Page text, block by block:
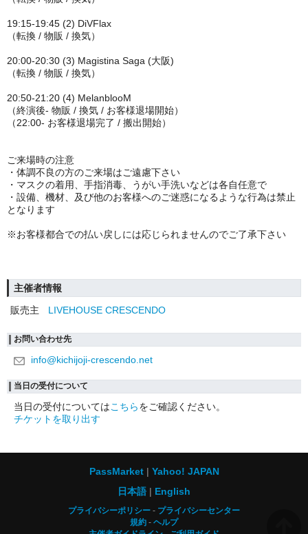
19:15-19:45 (2) DiVFlax
（転換 / 物販 / 換気）
20:00-20:30 (3) Magistina Saga (大阪)
（転換 / 物販 / 換気）
20:50-21:20 (4) MelanblooM
（終演後- 物販 / 換気 / お客様退場開始）
（22:00- お客様退場完了 / 搬出開始）
ご来場時の注意
・体調不良の方のご来場はご遠慮下さい
・マスクの着用、手指消毒、
うがい手洗いなどは各自任意で
・設備、機材、及び他のお客様へのご迷惑になるような行為は禁止
となります
※お客様都合での払い戻しには応じられませんのでご了承下さい
主催者情報
販売主
LIVEHOUSE CRESCENDO
お問い合わせ先
info@kichijoji-crescendo.net
当日の受付について
当日の受付についてはこちらをご確認ください。
チケットを取り出す
PassMarket
Yahoo! JAPAN
日本語
English
プライバシーポリシー
プライバシーセンター
規約
ヘルプ